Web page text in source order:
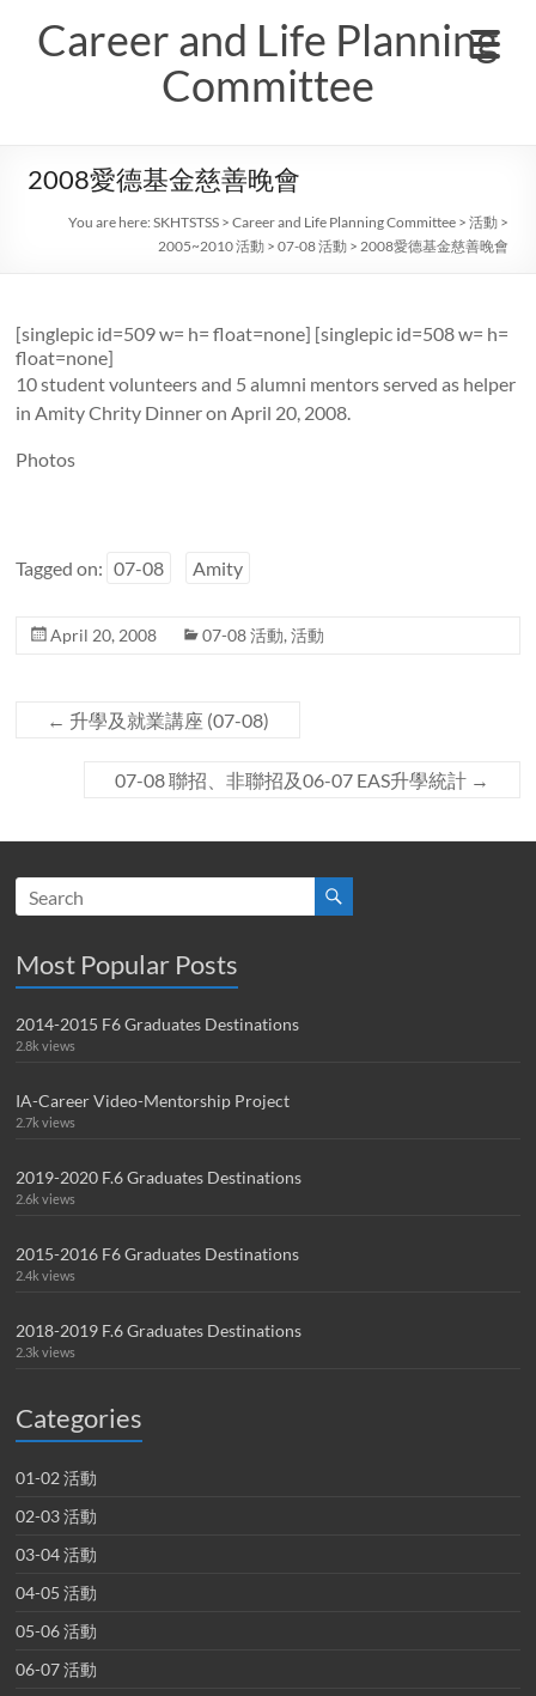
contentCareer and Life Planning
Committee
2008愛德基金慈善晚會
You are here:SKHTSTSS >Career and Life Planning Committee >活動 >
2005~2010 活動 >07-08 活動 >2008愛德基金慈善晚會
[singlepic id=509 w= h= float=none] [singlepic id=508 w= h=
float=none]
10 student volunteers and 5 alumni mentors served as helper
in Amity Chrity Dinner on April 20, 2008.
Photos
Tagged on: 07-08 Amity
April 20, 2008 07-08 活動,活動
← 升學及就業講座 (07-08)
07-08 聯招、非聯招及06-07 EAS升學統計 →
Most Popular Posts
2014-2015 F6 Graduates Destinations
2.8k views
IA-Career Video-Mentorship Project
2.7k views
2019-2020 F.6 Graduates Destinations
2.6k views
2015-2016 F6 Graduates Destinations
2.4k views
2018-2019 F.6 Graduates Destinations
2.3k views
Categories
01-02 活動
02-03 活動
03-04 活動
04-05 活動
05-06 活動
06-07 活動